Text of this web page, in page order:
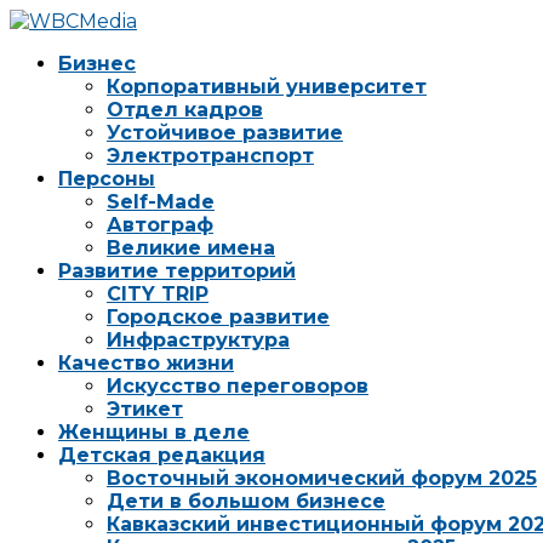
Бизнес
Корпоративный университет
Отдел кадров
Устойчивое развитие
Электротранспорт
Персоны
Self-Made
Автограф
Великие имена
Развитие территорий
CITY TRIP
Городское развитие
Инфраструктура
Качество жизни
Искусство переговоров
Этикет
Женщины в деле
Детская редакция
Восточный экономический форум 2025
Дети в большом бизнесе
Кавказский инвестиционный форум